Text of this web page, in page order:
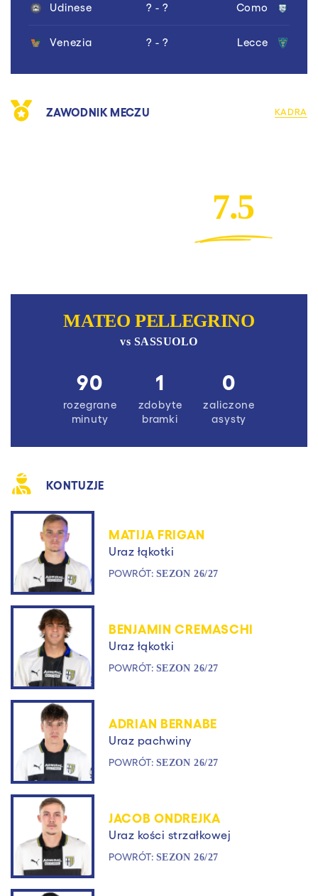
Udinese ? - ? Como
Venezia ? - ? Lecce
ZAWODNIK MECZU KADRA
7.5
MATEO PELLEGRINO
vs SASSUOLO
90
rozegrane
minuty
1
zdobyte
bramki
0
zaliczone
asysty
KONTUZJE
MATIJA FRIGAN
Uraz łąkotki
POWRÓT: SEZON 26/27
BENJAMIN CREMASCHI
Uraz łąkotki
POWRÓT: SEZON 26/27
ADRIAN BERNABE
Uraz pachwiny
POWRÓT: SEZON 26/27
JACOB ONDREJKA
Uraz kości strzałkowej
POWRÓT: SEZON 26/27